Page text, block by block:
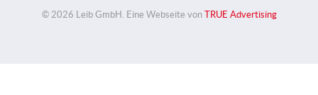
© 2026 Leib GmbH. Eine Webseite von TRUE Advertising